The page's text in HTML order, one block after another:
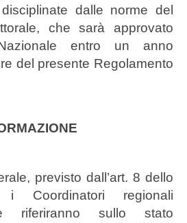
dalle norme del
che sarà approvato
Nazionale entro un anno
del presente Regolamento
previsto dall’art. 8 dello
i Coordinatori regionali
riferiranno sullo stato